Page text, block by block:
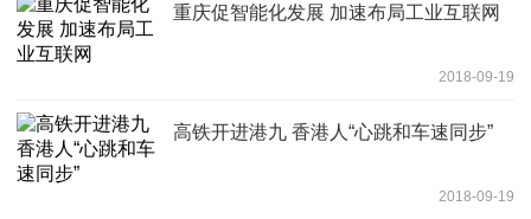
重庆促智能化发展 加速布局工业互联网
2018-09-19
高铁开进港九 香港人“心跳和车速同步”
2018-09-19